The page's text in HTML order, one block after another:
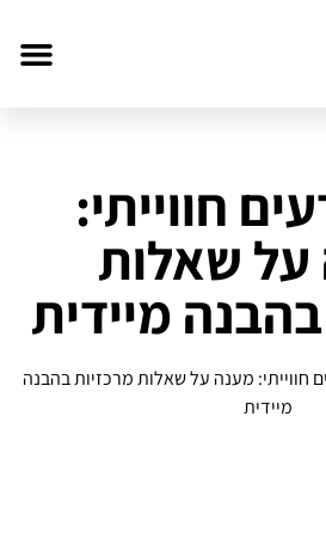
חווייתי:
על שאלות
מיידית
חווייתי: מענה על שאלות מרכזיות בהבנה
מיידית